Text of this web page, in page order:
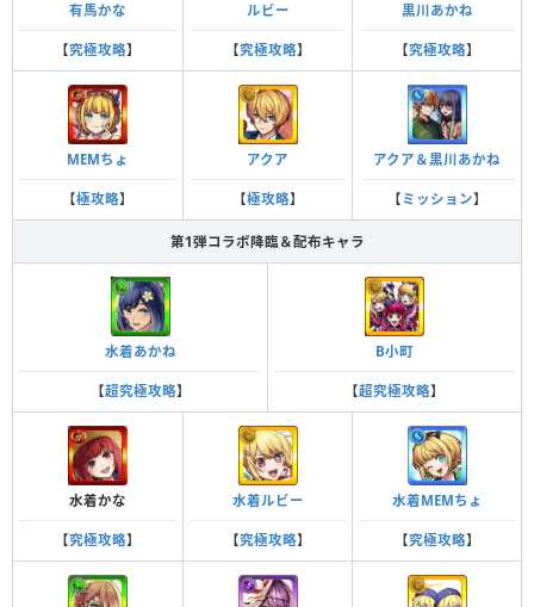
有馬かな
【究極攻略】
ルビー
【究極攻略】
黒川あかね
【究極攻略】
MEMちょ
【極攻略】
アクア
【極攻略】
アクア＆黒川あかね
【ミッション】
第1弾コラボ降臨＆配布キャラ
水着あかね
【超究極攻略】
B小町
【超究極攻略】
水着かな
【究極攻略】
水着ルビー
【究極攻略】
水着MEMちょ
【究極攻略】